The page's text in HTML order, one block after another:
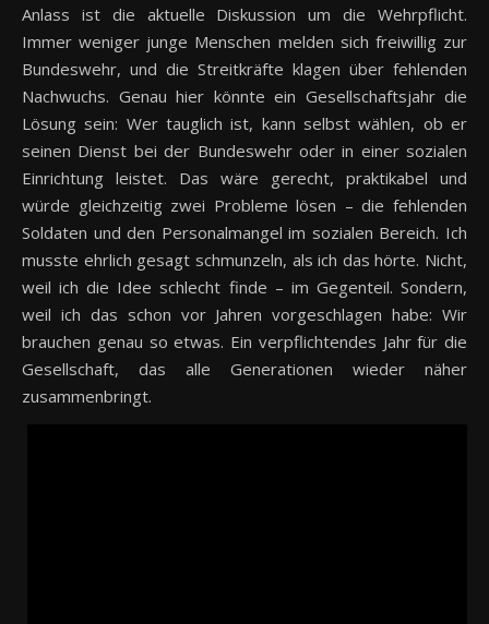
Anlass ist die aktuelle Diskussion um die Wehrpflicht.
Immer weniger junge Menschen melden sich freiwillig zur
Bundeswehr, und die Streitkräfte klagen über fehlenden
Nachwuchs. Genau hier könnte ein Gesellschaftsjahr die
Lösung sein: Wer tauglich ist, kann selbst wählen, ob er
seinen Dienst bei der Bundeswehr oder in einer sozialen
Einrichtung leistet. Das wäre gerecht, praktikabel und
würde gleichzeitig zwei Probleme lösen – die fehlenden
Soldaten und den Personalmangel im sozialen Bereich. Ich
musste ehrlich gesagt schmunzeln, als ich das hörte. Nicht,
weil ich die Idee schlecht finde – im Gegenteil. Sondern,
weil ich das schon vor Jahren vorgeschlagen habe: Wir
brauchen genau so etwas. Ein verpflichtendes Jahr für die
Gesellschaft, das alle Generationen wieder näher
zusammenbringt.